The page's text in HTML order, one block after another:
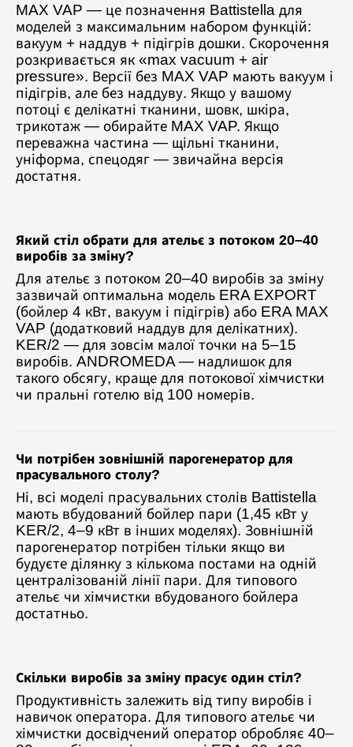
MAX VAP — це позначення Battistella для
моделей з максимальним набором функцій:
вакуум + наддув + підігрів дошки. Скорочення
розкривається як «max vacuum + air
pressure». Версії без MAX VAP мають вакуум і
підігрів, але без наддуву. Якщо у вашому
потоці є делікатні тканини, шовк, шкіра,
трикотаж — обирайте MAX VAP. Якщо
переважна частина — щільні тканини,
уніформа, спецодяг — звичайна версія
достатня.
Який стіл обрати для ательє з потоком 20–40
виробів за зміну?
Для ательє з потоком 20–40 виробів за зміну
зазвичай оптимальна модель ERA EXPORT
(бойлер 4 кВт, вакуум і підігрів) або ERA MAX
VAP (додатковий наддув для делікатних).
KER/2 — для зовсім малої точки на 5–15
виробів. ANDROMEDA — надлишок для
такого обсягу, краще для потокової хімчистки
чи пральні готелю від 100 номерів.
Чи потрібен зовнішній парогенератор для
прасувального столу?
Ні, всі моделі прасувальних столів Battistella
мають вбудований бойлер пари (1,45 кВт у
KER/2, 4–9 кВт в інших моделях). Зовнішній
парогенератор потрібен тільки якщо ви
будуєте ділянку з кількома постами на одній
централізованій лінії пари. Для типового
ательє чи хімчистки вбудованого бойлера
достатньо.
Скільки виробів за зміну прасує один стіл?
Продуктивність залежить від типу виробів і
навичок оператора. Для типового ательє чи
хімчистки досвідчений оператор обробляє 40–